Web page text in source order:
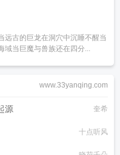
远古的巨龙在洞穴中沉睡不醒当
域当巨魔与兽族还在四分...
www.33yanqing.com
源 奎希
十点听风